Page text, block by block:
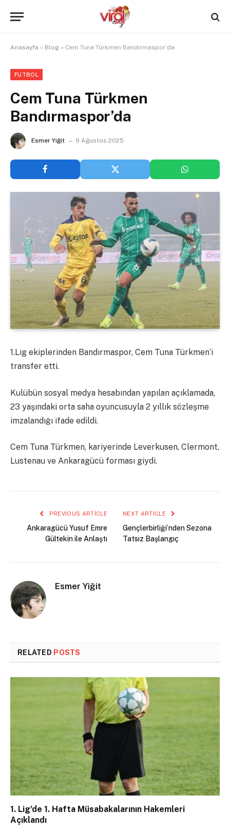
Anasayfa » Blog » Cem Tuna Türkmen Bandırmaspor’da
FUTBOL
Cem Tuna Türkmen
Bandırmaspor’da
Esmer Yiğit 9 Ağustos 2025
1.Lig ekiplerinden Bandırmaspor, Cem Tuna Türkmen’i
transfer etti.
Kulübün sosyal medya hesabından yapılan açıklamada,
23 yaşındaki orta saha oyuncusuyla 2 yıllık sözleşme
imzalandığı ifade edildi.
Cem Tuna Türkmen, kariyerinde Leverkusen, Clermont,
Lustenau ve Ankaragücü forması giydi.
PREVIOUS ARTICLE
Ankaragücü Yusuf Emre
Gültekin ile Anlaştı
NEXT ARTICLE
Gençlerbirliği’nden Sezona
Tatsız Başlangıç
Esmer Yiğit
RELATED POSTS
1. Lig’de 1. Hafta Müsabakalarının Hakemleri
Açıklandı